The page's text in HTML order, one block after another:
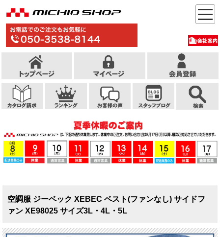
空調服 ジーベック XEBEC ベスト(ファンなし) サイドフ
ァン XE98025 サイズ3L・4L・5L